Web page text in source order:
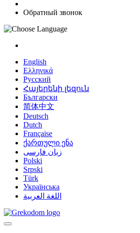
Обратный звонок
English
Ελληνικά
Русский
Հայերենի լեզուն
Български
简体中文
Deutsch
Dutch
Française
ქართული ენა
زبان فارسی
Polski
Srpski
Türk
Українська
اللغة العربية